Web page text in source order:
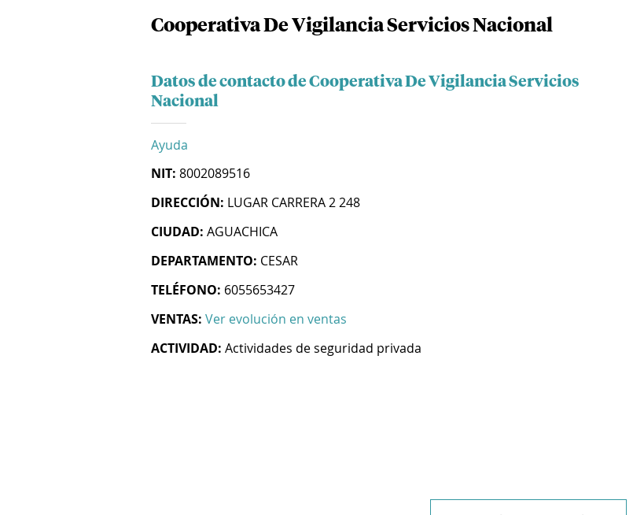
Cooperativa De Vigilancia Servicios Nacional
Datos de contacto de Cooperativa De Vigilancia Servicios
Nacional
Ayuda
NIT: 8002089516
DIRECCIÓN: LUGAR CARRERA 2 248
CIUDAD: AGUACHICA
DEPARTAMENTO: CESAR
TELÉFONO: 6055653427
VENTAS: Ver evolución en ventas
ACTIVIDAD: Actividades de seguridad privada